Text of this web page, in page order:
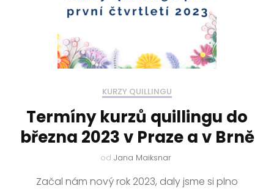
KURZY QUILLINGU
Termíny kurzů quillingu do
března 2023 v Praze a v Brně
od Jana Maiksnar
Začal nám nový rok 2023, daly jsme si plno